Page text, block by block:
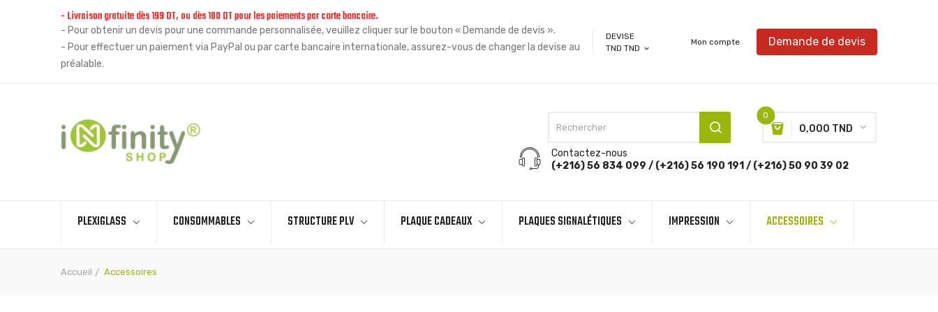
- Livraison gratuite dès 199 DT, ou dès 100 DT pour les paiements par carte bancaire.
- Pour obtenir un devis pour une commande personnalisée, veuillez cliquer sur le bouton « Demande de devis ».
- Pour effectuer un paiement via PayPal ou par carte bancaire internationale, assurez-vous de changer la devise au
préalable.
DEVISE
TND TND expand_more
Mon compte Demande de devis
0
0,000 TND
Contactez-nous
(+216) 56 834 099 / (+216) 56 190 191 / (+216) 50 90 39 02
PLEXIGLASS CONSOMMABLES STRUCTURE PLV PLAQUE CADEAUX PLAQUES SIGNALÉTIQUES IMPRESSION ACCESSOIRES
Accueil Accessoires
Un client (Bornaz) deLa soukracode
postal:2036a achetéPlaque
d'immatriculation sans logo -